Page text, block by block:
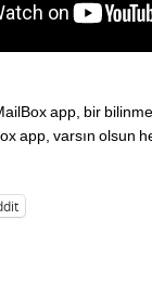
app, bir
app, varsın olsun